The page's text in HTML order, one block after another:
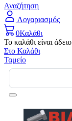
Αναζήτηση
Λογαριασμός
0Καλάθι
Το καλάθι είναι άδειο
Στο Καλάθι
Ταμείο